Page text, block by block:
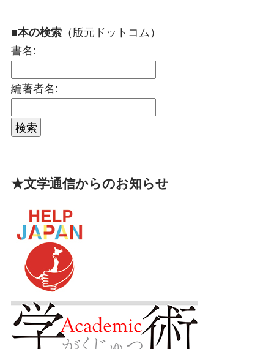
■本の検索 （版元ドットコム）
書名:
編著者名:
★文学通信からのお知らせ